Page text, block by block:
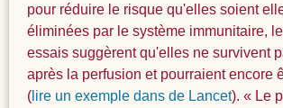
pour réduire le risque qu'elles soient
éliminées par le système immunitaire,
essais suggèrent qu'elles ne survivent
après la perfusion et pourraient encore
(lire un exemple dans de Lancet). « Le